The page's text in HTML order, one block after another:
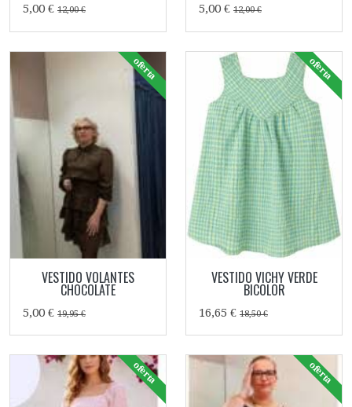
5,00 € 12,00 € 5,00 € 12,00 €
VESTIDO VOLANTES
CHOCOLATE
5,00 € 19,95 €
oferta
VESTIDO VICHY VERDE
BICOLOR
16,65 € 18,50 €
oferta
oferta oferta